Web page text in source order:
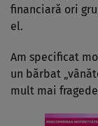
financiară ori
el.
Am specificat
un bărbat
mult mai